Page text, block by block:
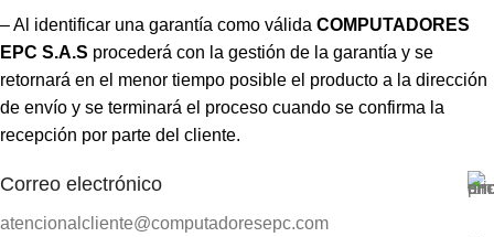
– Al identificar una garantía como válida COMPUTADORES
EPC S.A.S procederá con la gestión de la garantía y se
retornará en el menor tiempo posible el producto a la dirección
de envío y se terminará el proceso cuando se confirma la
recepción por parte del cliente.
Correo electrónico
atencionalcliente@computadoresepc.com